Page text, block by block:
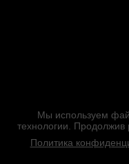
Мы используем
технологии. Продолжив
Политика